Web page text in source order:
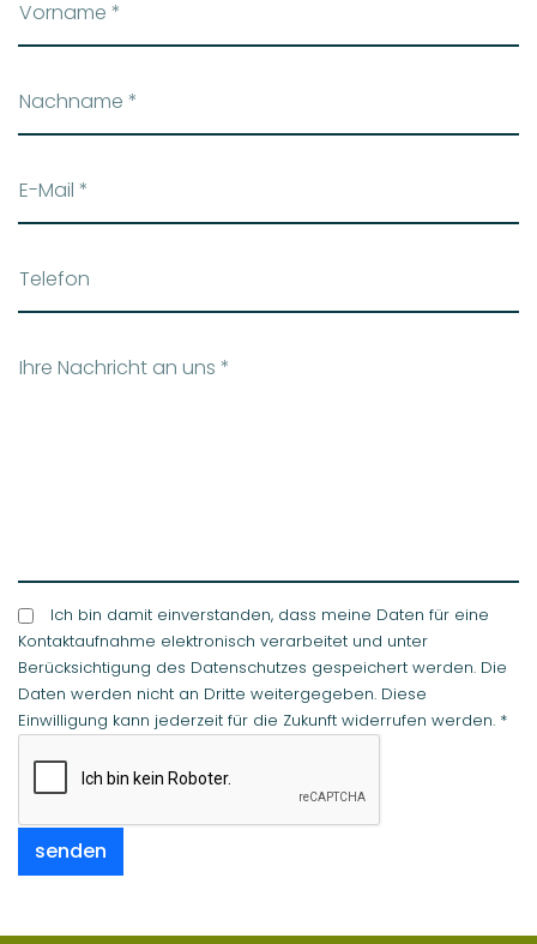
Vorname *
Nachname *
E-Mail *
Telefon
Ihre Nachricht an uns *
Ich bin damit einverstanden, dass meine Daten für eine
Kontaktaufnahme elektronisch verarbeitet und unter
Berücksichtigung des Datenschutzes gespeichert werden. Die
Daten werden nicht an Dritte weitergegeben. Diese
Einwilligung kann jederzeit für die Zukunft widerrufen werden. *
senden